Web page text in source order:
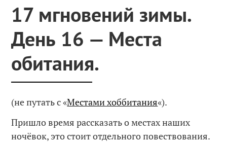
17 мгновений зимы.
День 16 — Места
обитания.
(не путать с «Местами хоббитания«).
Пришло время рассказать о местах наших
ночёвок, это стоит отдельного повествования.